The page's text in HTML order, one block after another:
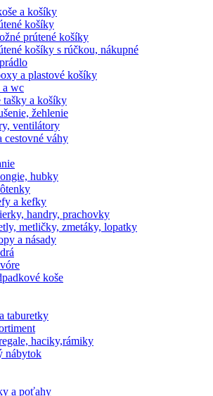
a košíky
košíky
prútené košíky
košíky s rúčkou, nákupné
a plastové košíky
wc
tašky a košíky
žehlenie
ventilátory
cestovné váhy
hubky
a kefky
handry, prachovky
metličky, zmetáky, lopatky
a násady
koše
taburetky
haciky,rámiky
nábytok
a poťahy